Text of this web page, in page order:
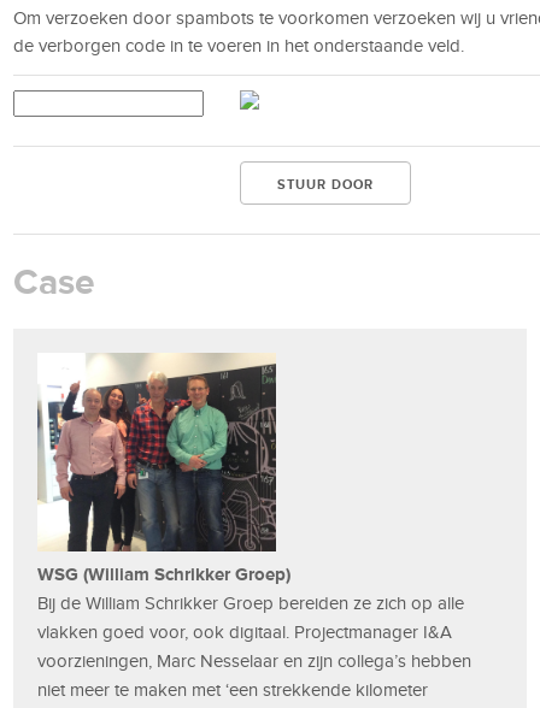
Om verzoeken door spambots te voorkomen verzoeken wij u
de verborgen code in te voeren in het onderstaande veld.
Case
WSG (William Schrikker Groep)
Bij de William Schrikker Groep bereiden ze zich op alle
vlakken goed voor, ook digitaal. Projectmanager I&A
voorzieningen, Marc Nesselaar en zijn collega’s hebben
niet meer te maken met ‘een strekkende kilometer